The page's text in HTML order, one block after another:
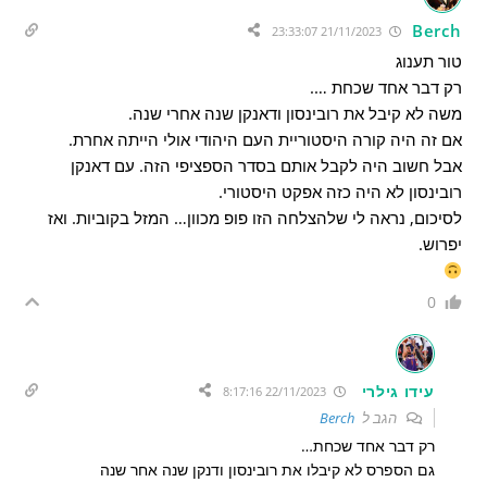
Berch
טור תענוג
רק דבר אחד שכחת ….
משה לא קיבל את רובינסון ודאנקן שנה אחרי שנה.
אם זה היה קורה היסטוריית העם היהודי אולי הייתה אחרת.
אבל חשוב היה לקבל אותם בסדר הספציפי הזה. עם דאנקן
רובינסון לא היה כזה אפקט היסטורי.
לסיכום, נראה לי שלהצלחה הזו פופ מכוון… המזל בקוביות. ואז
יפרוש.
0
עידו גילרי 22/11/2023 8:17:16
הגב ל Berch
רק דבר אחד שכחת…
גם הספרס לא קיבלו את רובינסון ודנקן שנה אחר שנה